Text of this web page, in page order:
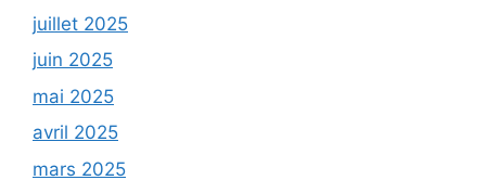
juillet 2025
juin 2025
mai 2025
avril 2025
mars 2025